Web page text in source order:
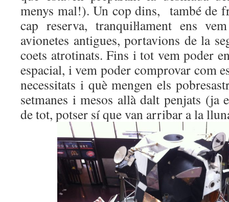
menys mal!). Un cop dins, també de
cap reserva, tranquiŀlament ens
avionetes antigues, portavions de la
coets atrotinats. Fins i tot vem poder
espacial, i vem poder comprovar com
necessitats i què mengen els
setmanes i mesos allà dalt penjats (ja
de tot, potser sí que van arribar a la